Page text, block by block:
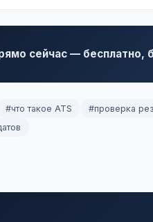
сейчас — бесплатно,
#что такое ATS #проверка